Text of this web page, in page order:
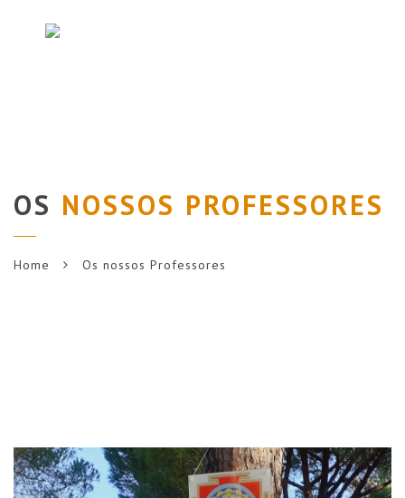
OS NOSSOS PROFESSORES
Home Os nossos Professores